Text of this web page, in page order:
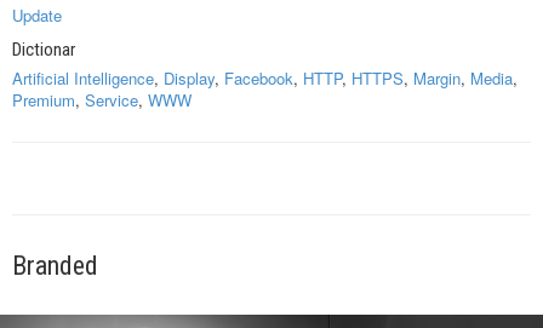
Update
Dictionar
Artificial Intelligence, Display, Facebook, HTTP, HTTPS, Margin, Media,
Premium, Service, WWW
Branded